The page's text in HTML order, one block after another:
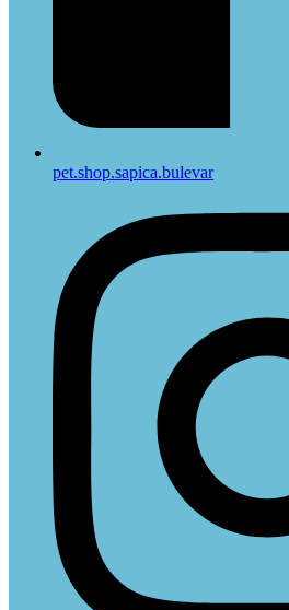
pet.shop.sapica.bulevar